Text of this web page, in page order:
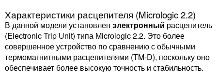
Характеристики расцепителя (Micrologic 2.2)
В данной модели установлен электронный расцепитель
(Electronic Trip Unit) типа Micrologic 2.2. Это более
совершенное устройство по сравнению с обычными
термомагнитными расцепителями (TM-D), поскольку оно
обеспечивает более высокую точность и стабильность.